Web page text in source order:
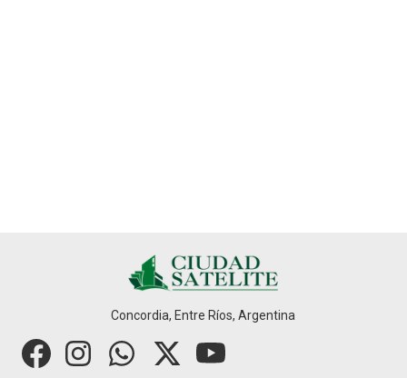
Concordia, Entre Ríos, Argentina